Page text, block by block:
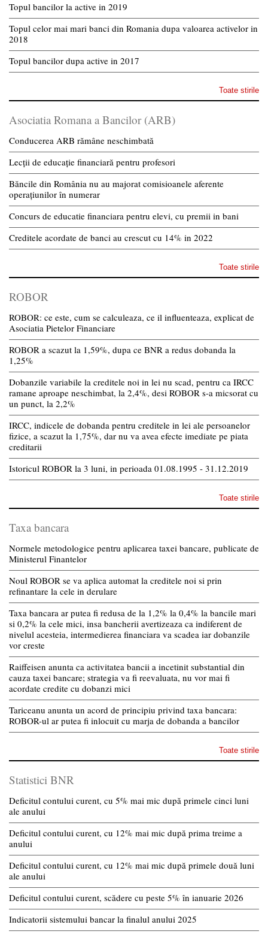
Topul bancilor la active in 2019
Topul celor mai mari banci din Romania dupa valoarea activelor in
2018
Topul bancilor dupa active in 2017
Toate stirile
Asociatia Romana a Bancilor (ARB)
Conducerea ARB rămâne neschimbată
Lecții de educație financiară pentru profesori
Băncile din România nu au majorat comisioanele aferente
operațiunilor în numerar
Concurs de educatie financiara pentru elevi, cu premii in bani
Creditele acordate de banci au crescut cu 14% in 2022
Toate stirile
ROBOR
ROBOR: ce este, cum se calculeaza, ce il influenteaza, explicat de
Asociatia Pietelor Financiare
ROBOR a scazut la 1,59%, dupa ce BNR a redus dobanda la
1,25%
Dobanzile variabile la creditele noi in lei nu scad, pentru ca IRCC
ramane aproape neschimbat, la 2,4%, desi ROBOR s-a micsorat cu
un punct, la 2,2%
IRCC, indicele de dobanda pentru creditele in lei ale persoanelor
fizice, a scazut la 1,75%, dar nu va avea efecte imediate pe piata
creditarii
Istoricul ROBOR la 3 luni, in perioada 01.08.1995 - 31.12.2019
Toate stirile
Taxa bancara
Normele metodologice pentru aplicarea taxei bancare, publicate de
Ministerul Finantelor
Noul ROBOR se va aplica automat la creditele noi si prin
refinantare la cele in derulare
Taxa bancara ar putea fi redusa de la 1,2% la 0,4% la bancile mari
si 0,2% la cele mici, insa bancherii avertizeaza ca indiferent de
nivelul acesteia, intermedierea financiara va scadea iar dobanzile
vor creste
Raiffeisen anunta ca activitatea bancii a incetinit substantial din
cauza taxei bancare; strategia va fi reevaluata, nu vor mai fi
acordate credite cu dobanzi mici
Tariceanu anunta un acord de principiu privind taxa bancara:
ROBOR-ul ar putea fi inlocuit cu marja de dobanda a bancilor
Toate stirile
Statistici BNR
Deficitul contului curent, cu 5% mai mic după primele cinci luni
ale anului
Deficitul contului curent, cu 12% mai mic după prima treime a
anului
Deficitul contului curent, cu 12% mai mic după primele două luni
ale anului
Deficitul contului curent, scădere cu peste 5% în ianuarie 2026
Indicatorii sistemului bancar la finalul anului 2025